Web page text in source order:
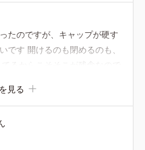
たのですが、キャップが硬す
です 開けるのも閉めるのも、
るからこそそこが残念なので
見る